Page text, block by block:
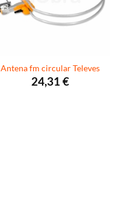
Antena fm circular Televes
24,31€